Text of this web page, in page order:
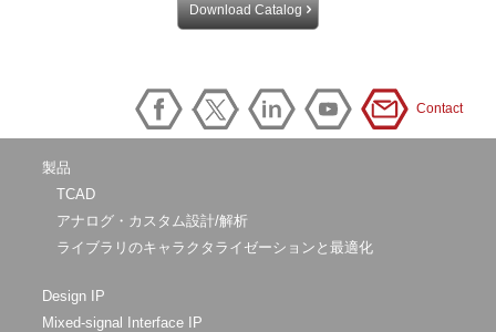
Download Catalog
Contact
製品
TCAD
アナログ・カスタム設計/解析
ライブラリのキャラクタライゼーションと最適化
Design IP
Mixed-signal Interface IP